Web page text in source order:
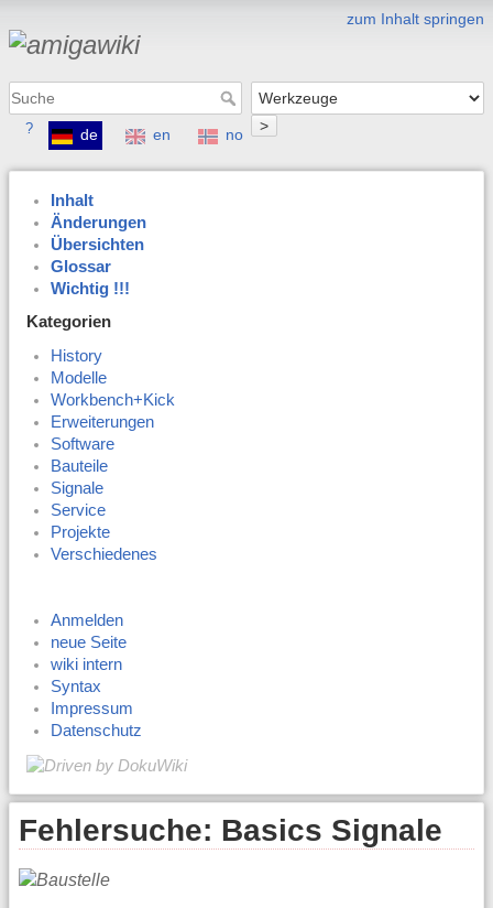
zum Inhalt springen
>
? de en no
Inhalt
Änderungen
Übersichten
Glossar
Wichtig !!!
Kategorien
History
Modelle
Workbench+Kick
Erweiterungen
Software
Bauteile
Signale
Service
Projekte
Verschiedenes
Anmelden
neue Seite
wiki intern
Syntax
Impressum
Datenschutz
Fehlersuche: Basics Signale